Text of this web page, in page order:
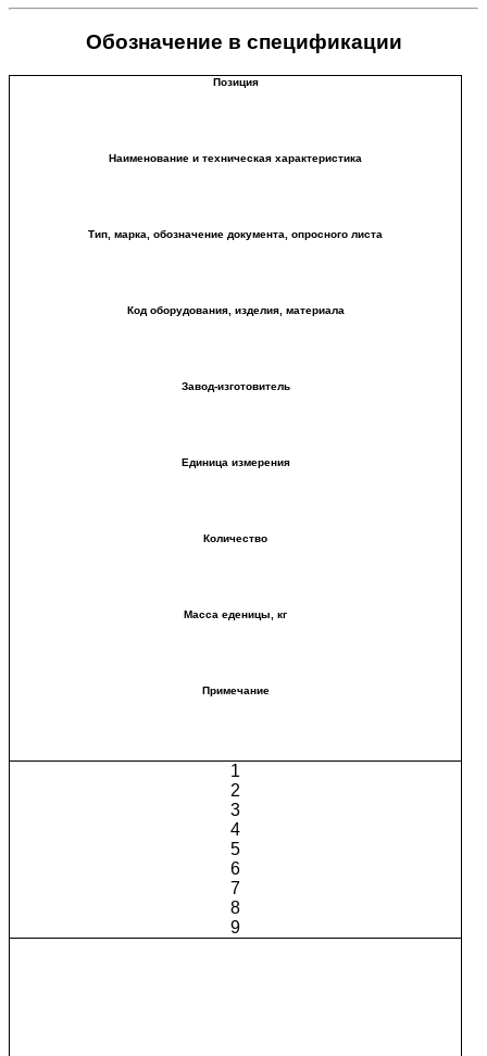
Обозначение в спецификации
Позиция
Наименование и техническая характеристика
Тип, марка, обозначение документа, опросного листа
Код оборудования, изделия, материала
Завод-изготовитель
Единица измерения
Количество
Масса еденицы, кг
Примечание
1
2
3
4
5
6
7
8
9